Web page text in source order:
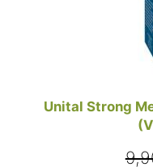
Unital Strong